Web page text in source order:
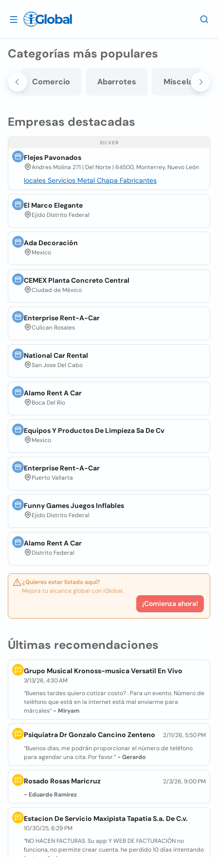
Categorías más populares
Comercio Abarrotes Miscelanea
Empresas destacadas
SILVER
Flejes Pavonados
Andres Molina 271 | Del Norte | 64500, Monterrey, Nuevo León
locales Servicios Metal Chapa Fabricantes
El Marco Elegante
Ejido Distrito Federal
Ada Decoración
Mexico
CEMEX Planta Concreto Central
Ciudad de México
Enterprise Rent-A-Car
Culican Rosales
National Car Rental
San Jose Del Cabo
Alamo Rent A Car
Boca Del Rio
Equipos Y Productos De Limpieza Sa De Cv
Mexico
Enterprise Rent-A-Car
Puerto Vallarta
Funny Games Juegos Inflables
Ejido Distrito Federal
Alamo Rent A Car
Distrito Federal
¿Quieres estar listado aquí?
Mejora tu alcance global con iGlobal.
¡Comienza ahora!
Últimas recomendaciones
Grupo Musical Kronoss-musica Versatil En Vivo
3/13/26, 4:30 AM
“Buenas tardes quiero cotizar costo? . Para un evento. Número de
teléfono que está en la internet está mal enviarme para
márcales” - Miryam
Psiquiatra Dr Gonzalo Cancino Zenteno
2/11/26, 5:50 PM
“Buenos días, me podrán proporcionar el número de teléfono
para agendar una cita. Por favor.” - Gerardo
Rosado Rosas Maricruz
2/3/26, 9:00 PM
- Eduardo Ramirez
Estacion De Servicio Maxipista Tapatia S.a. De C.v.
10/30/25, 6:29 PM
“NO HACEN FACTURAS. Su app Y WEB DE FACTURACIÓN no
funciona, no permite crear cuenta. he perdido 10 días intentando